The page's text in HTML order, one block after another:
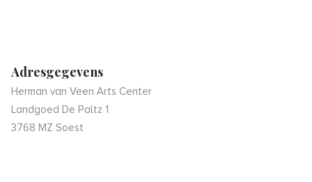
Adresgegevens
Herman van Veen Arts Center
Landgoed De Paltz 1
3768 MZ Soest